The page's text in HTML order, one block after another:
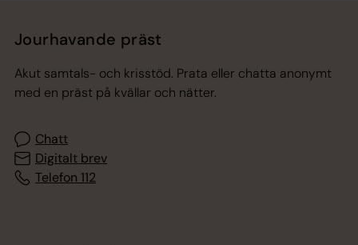
Jourhavande präst
Akut samtals- och krisstöd. Prata eller chatta anonymt
med en präst på kvällar och nätter.
Chatt
Digitalt brev
Telefon 112